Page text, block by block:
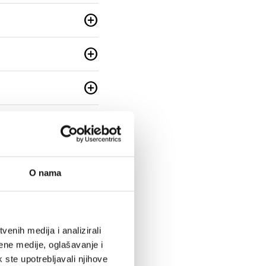
O nama
medija i analizirali
medije, oglašavanje i
ste upotrebljavali njihove
add_circle
add_circle
add_circle
add_circle
add_circle
add_circle
add_circle
add_circle